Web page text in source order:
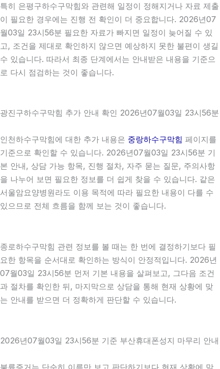
특히 은평구하수구막힘와 관련해 일정이 정해지거나 자료 제출
이 필요한 경우에는 진행 전 확인이 더 중요합니다. 2026년07
월03일 23시56분 필요한 자료가 빠지면 일정이 늦어질 수 있
고, 조건을 제대로 확인하지 않으면 예상하지 못한 불편이 생길
수 있습니다. 따라서 최종 단계에서는 안내받은 내용을 기준으
로 다시 점검하는 것이 좋습니다.
광진구하수구막힘 추가 안내 확인 2026년07월03일 23시56분
인천하수구막힘에 대한 추가 내용은 중랑하수구막힘 페이지를
기준으로 확인할 수 있습니다. 2026년07월03일 23시56분 기
본 안내, 상담 가능 항목, 진행 절차, 자주 묻는 질문, 주의사항
을 나누어 보면 필요한 정보를 더 쉽게 찾을 수 있습니다. 같은
서울암요양병원라도 이용 목적에 따라 필요한 내용이 다를 수
있으므로 전체 흐름을 함께 보는 것이 좋습니다.
종로하수구막힘 관련 정보를 볼 때는 한 번에 결정하기보다 필
요한 항목을 순서대로 확인하는 방식이 안정적입니다. 2026년
07월03일 23시56분 먼저 기본 내용을 살펴보고, 그다음 조건
과 절차를 확인한 뒤, 마지막으로 상담을 통해 현재 상황에 맞
는 안내를 받으면 더 정확하게 판단할 수 있습니다.
2026년07월03일 23시56분 기준 부산휴대폰성지 마무리 안내
불륜증거는 단순히 이름만 보고 판단하기보다 현재 상황에 맞